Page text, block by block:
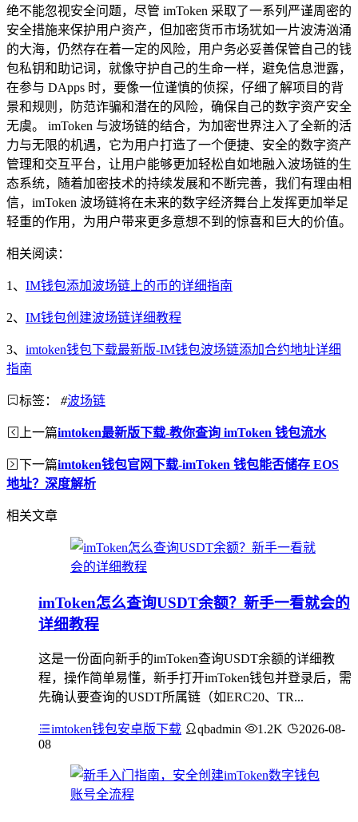
绝不能忽视安全问题，尽管 imToken 采取了一系列严谨周密的
安全措施来保护用户资产，但加密货币市场犹如一片波涛汹涌
的大海，仍然存在着一定的风险，用户务必妥善保管自己的钱
包私钥和助记词，就像守护自己的生命一样，避免信息泄露，
在参与 DApps 时，要像一位谨慎的侦探，仔细了解项目的背
景和规则，防范诈骗和潜在的风险，确保自己的数字资产安全
无虞。 imToken 与波场链的结合，为加密世界注入了全新的活
力与无限的机遇，它为用户打造了一个便捷、安全的数字资产
管理和交互平台，让用户能够更加轻松自如地融入波场链的生
态系统，随着加密技术的持续发展和不断完善，我们有理由相
信，imToken 波场链将在未来的数字经济舞台上发挥更加举足
轻重的作用，为用户带来更多意想不到的惊喜和巨大的价值。
相关阅读：
1、 IM钱包添加波场链上的币的详细指南
2、 IM钱包创建波场链详细教程
3、 imtoken钱包下载最新版-IM钱包波场链添加合约地址详细
指南
标签： #波场链
上一篇imtoken最新版下载-教你查询 imToken 钱包流水
下一篇imtoken钱包官网下载-imToken 钱包能否储存 EOS
地址？深度解析
相关文章
imToken怎么查询USDT余额？新手一看就会的
详细教程
这是一份面向新手的imToken查询USDT余额的详细教
程，操作简单易懂，新手打开imToken钱包并登录后，需
先确认要查询的USDT所属链（如ERC20、TR...
imtoken钱包安卓版下载 qbadmin 1.2K
2026-08-
08